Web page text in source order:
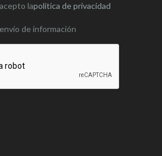
lapolítica de privacidad
de información